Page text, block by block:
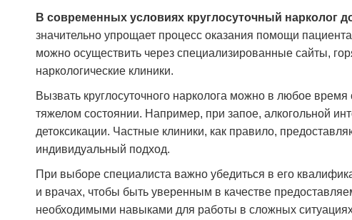
В современных условиях круглосуточный нарколог
значительно упрощает процесс оказания помощи
можно осуществить через специализированные сайты,
наркологические клиники.
Вызвать круглосуточного нарколога можно в любое
тяжелом состоянии. Например, при запое, алкогольной
детоксикации. Частные клиники, как правило,
индивидуальный подход.
При выборе специалиста важно убедиться в его
и врачах, чтобы быть уверенным в качестве
необходимыми навыками для работы в сложных